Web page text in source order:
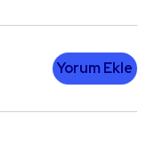
Yorum Ekle